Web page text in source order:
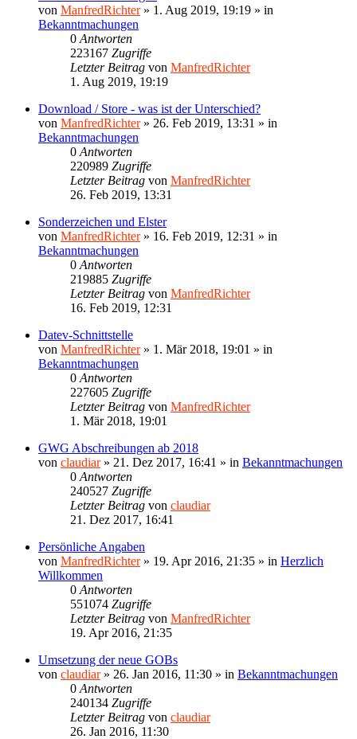
von ManfredRichter» 1. Aug 2019, 19:19 » in
Bekanntmachungen
0 Antworten
223167 Zugriffe
Letzter Beitrag von ManfredRichter
1. Aug 2019, 19:19
Download / Store - was ist der Unterschied?
von ManfredRichter» 26. Feb 2019, 13:31 » in
Bekanntmachungen
0 Antworten
220989 Zugriffe
Letzter Beitrag von ManfredRichter
26. Feb 2019, 13:31
Sonderzeichen und Elster
von ManfredRichter» 16. Feb 2019, 12:31 » in
Bekanntmachungen
0 Antworten
219885 Zugriffe
Letzter Beitrag von ManfredRichter
16. Feb 2019, 12:31
Datev-Schnittstelle
von ManfredRichter» 1. Mär 2018, 19:01 » in
Bekanntmachungen
0 Antworten
227605 Zugriffe
Letzter Beitrag von ManfredRichter
1. Mär 2018, 19:01
GWG Abschreibungen ab 2018
von claudiar» 21. Dez 2017, 16:41 » in Bekanntmachungen
0 Antworten
240527 Zugriffe
Letzter Beitrag von claudiar
21. Dez 2017, 16:41
Persönliche Angaben
von ManfredRichter» 19. Apr 2016, 21:35 » in Herzlich
Willkommen
0 Antworten
551074 Zugriffe
Letzter Beitrag von ManfredRichter
19. Apr 2016, 21:35
Umsetzung der neue GOBs
von claudiar» 26. Jan 2016, 11:30 » in Bekanntmachungen
0 Antworten
240134 Zugriffe
Letzter Beitrag von claudiar
26. Jan 2016, 11:30